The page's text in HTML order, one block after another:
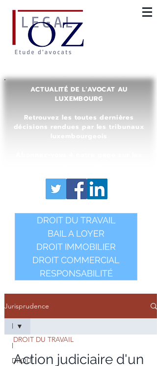
ACTUALITÉ DE L'AVOCAT AU
LUXEMBOURG
Retrouvez les toutes dernières
décisions rendues par les tribunaux
DROIT DU TRAVAIL
BAIL A LOYER
DROIT IMMOBILIER
DROIT COMMERCIAL
RESPONSABILITÉ
Jurisprudence
l
DROIT
l
DROIT DU TRAVAIL
Action judiciaire d'un